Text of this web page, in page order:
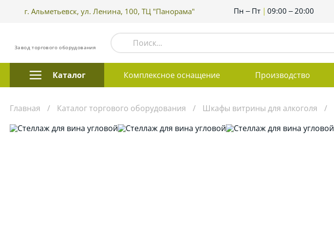
г. Альметьевск, ул. Ленина, 100, ТЦ "Панорама" Пн – Пт 09:00 – 20:00
Завод торгового оборудования
Каталог Комплексное оснащение Производство
Главная Каталог торгового оборудования Шкафы витрины для алкоголя